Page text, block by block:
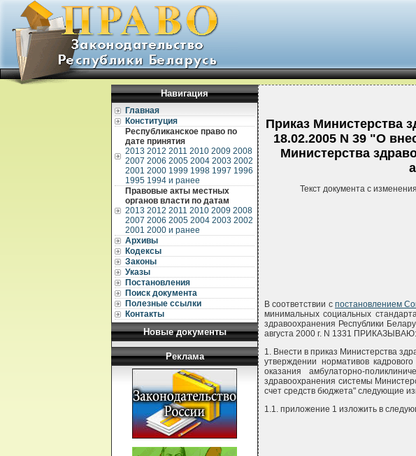
Навигация
Главная
Конституция
Республиканское право по
дате принятия
2013 2012 2011 2010 2009 2008
2007 2006 2005 2004 2003 2002
2001 2000 1999 1998 1997 1996
1995 1994 и ранее
Правовые акты местных
органов власти по датам
2013 2012 2011 2010 2009 2008
2007 2006 2005 2004 2003 2002
2001 2000 и ранее
Архивы
Кодексы
Законы
Указы
Постановления
Поиск документа
Полезные ссылки
Контакты
Новые документы
Реклама
Приказ Министерства
18.02.2005 N 39 "О
Министерства
Текст документа с
В соответствии с постановлением
минимальных социальных
здравоохранения Республики
августа 2000 г. N 1331 ПРИКАЗЫВАЮ:
1. Внести в приказ Министерства
утверждении нормативов
оказания амбулаторно-
здравоохранения системы
счет средств бюджета" следующие
1.1. приложение 1 изложить в